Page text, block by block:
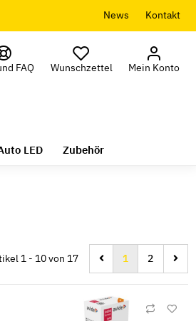
News Kontakt
FAQ Wunschzettel Mein Konto
LED Zubehör
1 - 10 von 17 1 2